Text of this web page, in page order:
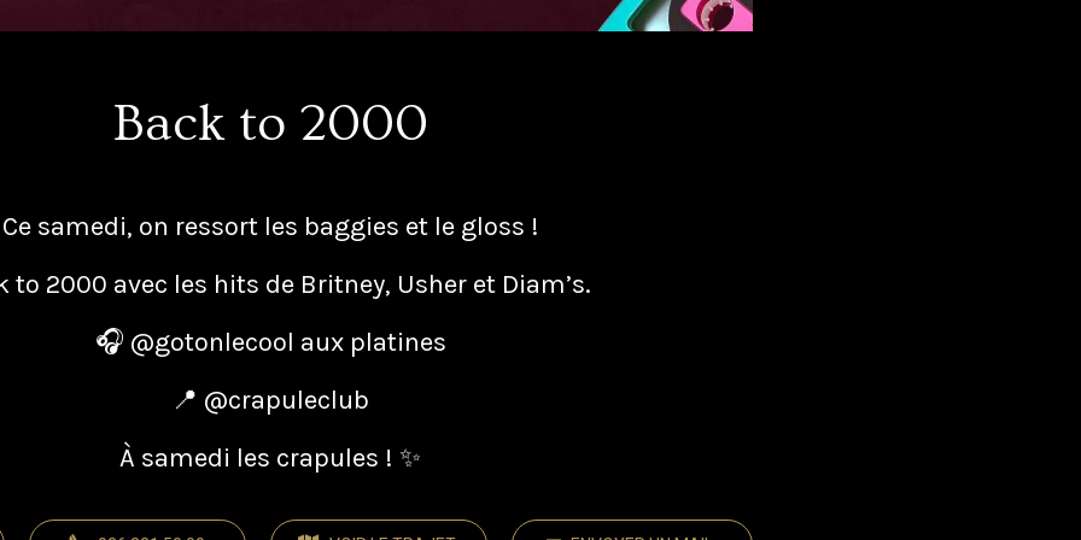
Back to 2000
Ce samedi, on ressort les baggies et le gloss !
to 2000 avec les hits de Britney, Usher et Diam’s.
🎧 @gotonlecool aux platines
📍 @crapuleclub
À samedi les crapules ! ✨